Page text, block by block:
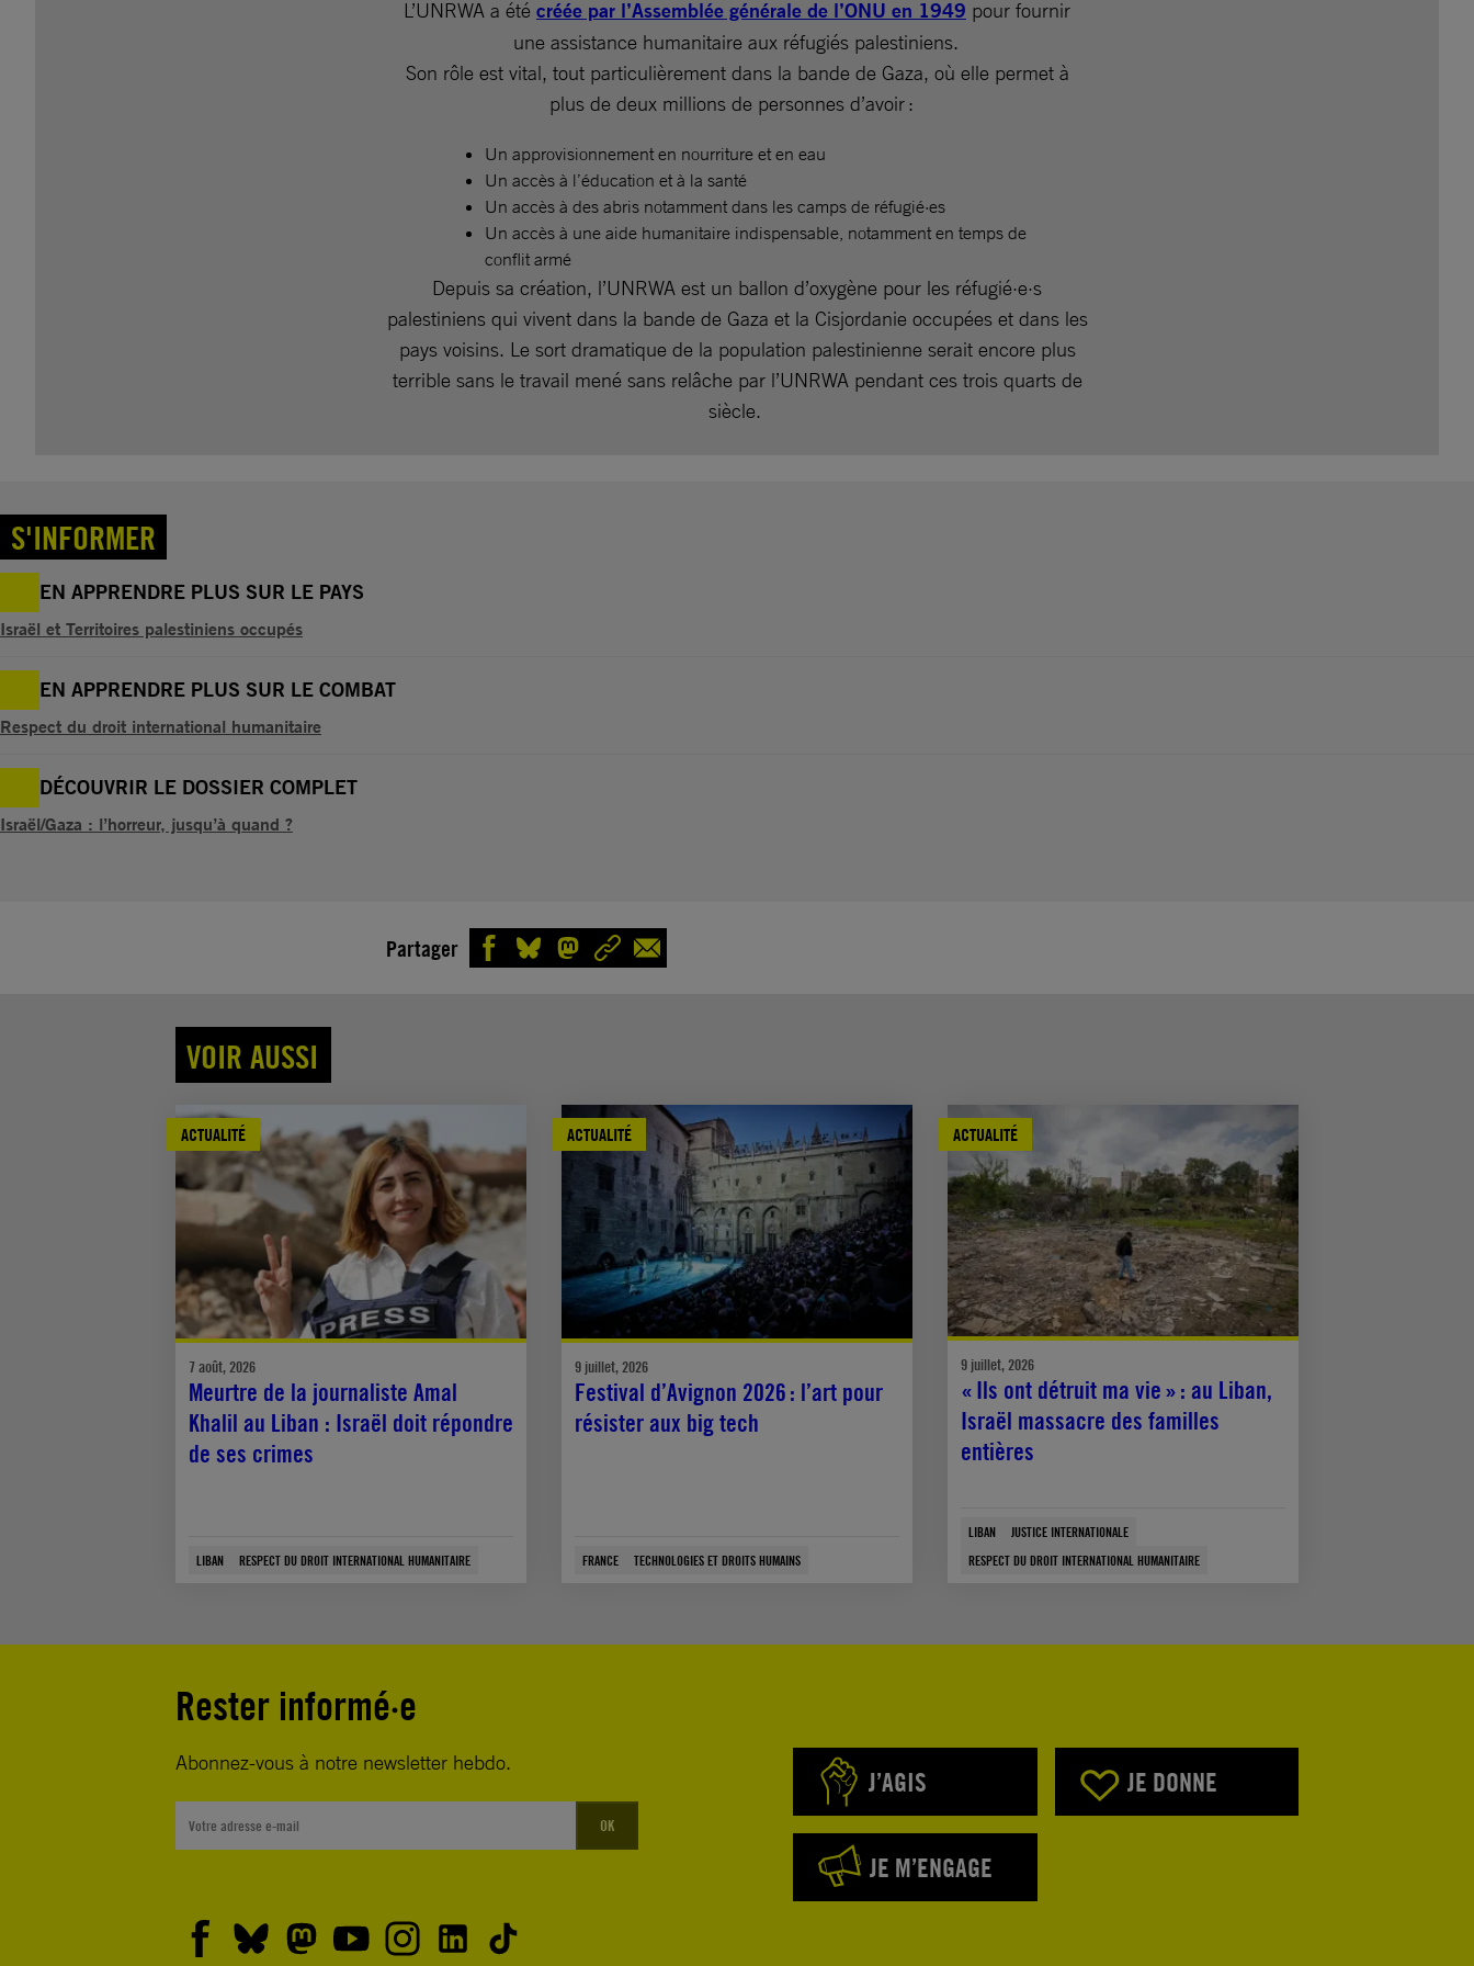
L’UNRWA a été créée par l’Assemblée générale de l’ONU en 1949 pour fournir
une assistance humanitaire aux réfugiés palestiniens.
Son rôle est vital, tout particulièrement dans la bande de Gaza, où elle permet à
plus de deux millions de personnes d’avoir :
Un approvisionnement en nourriture et en eau
Un accès à l’éducation et à la santé
Un accès à des abris notamment dans les camps de réfugié·es
Un accès à une aide humanitaire indispensable, notamment en temps de
conflit armé
Depuis sa création, l’UNRWA est un ballon d’oxygène pour les réfugié·e·s
palestiniens qui vivent dans la bande de Gaza et la Cisjordanie occupées et dans les
pays voisins. Le sort dramatique de la population palestinienne serait encore plus
terrible sans le travail mené sans relâche par l’UNRWA pendant ces trois quarts de
siècle.
S'INFORMER
EN APPRENDRE PLUS SUR LE PAYS
Israël et Territoires palestiniens occupés
EN APPRENDRE PLUS SUR LE COMBAT
Respect du droit international humanitaire
DÉCOUVRIR LE DOSSIER COMPLET
Israël/Gaza : l’horreur, jusqu’à quand ?
Partager
VOIR AUSSI
ACTUALITÉ
7 août, 2026
Meurtre de la journaliste Amal
Khalil au Liban : Israël doit répondre
de ses crimes
LIBAN RESPECT DU DROIT INTERNATIONAL HUMANITAIRE
ACTUALITÉ
9 juillet, 2026
Festival d’Avignon 2026 : l’art pour
résister aux big tech
FRANCE TECHNOLOGIES ET DROITS HUMAINS
ACTUALITÉ
9 juillet, 2026
« Ils ont détruit ma vie » : au Liban,
Israël massacre des familles
entières
LIBAN
JUSTICE INTERNATIONALE
RESPECT DU DROIT INTERNATIONAL HUMANITAIRE
Rester informé·e
Abonnez-vous à notre newsletter hebdo.
OK
J’AGIS JE DONNE
JE M’ENGAGE